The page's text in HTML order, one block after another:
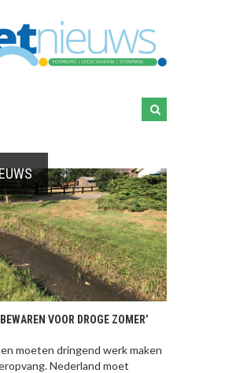
VOOR DROGE ZOMER’
moeten dringend werk maken
Nederland moet